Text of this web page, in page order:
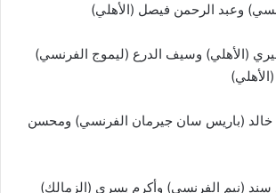
وعبد الرحمن فيصل (الأهلي)
(الأهلي) وسيف الدرع (ليموج الفرنسي)
خالد (باريس سان جيرمان الفرنسي) ومحسن
سند (نيم الفرنسي) وأكرم يسري (الزمالك)